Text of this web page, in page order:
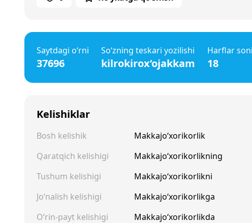
Saytdagi o‘rni
37696
So‘zning teskari yozilishi
kilrokirox‘ojakkam
Harflar soni
18
Kelishiklar
Bosh kelishik
Makkajo‘xorikorlik
Qaratqich kelishigi
Makkajo‘xorikorlikning
Tushum kelishigi
Makkajo‘xorikorlikni
Jo‘nalish kelishigi
Makkajo‘xorikorlikga
O‘rin-payt kelishigi
Makkajo‘xorikorlikda